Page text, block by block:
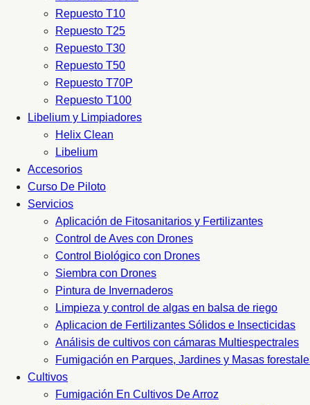
Repuesto T10
Repuesto T25
Repuesto T30
Repuesto T50
Repuesto T70P
Repuesto T100
Libelium y Limpiadores
Helix Clean
Libelium
Accesorios
Curso De Piloto
Servicios
Aplicación de Fitosanitarios y Fertilizantes
Control de Aves con Drones
Control Biológico con Drones
Siembra con Drones
Pintura de Invernaderos
Limpieza y control de algas en balsa de riego
Aplicacion de Fertilizantes Sólidos e Insecticidas
Análisis de cultivos con cámaras Multiespectrales
Fumigación en Parques, Jardines y Masas
Cultivos
Fumigación En Cultivos De Arroz